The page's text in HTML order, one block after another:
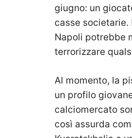
giugno: un
casse
Napoli potrebbe
terrorizzare
Al momento, la
un profilo
calciomercato
così assurda